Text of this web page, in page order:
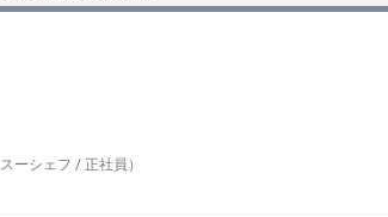
ーシェフ / 正社員 ）